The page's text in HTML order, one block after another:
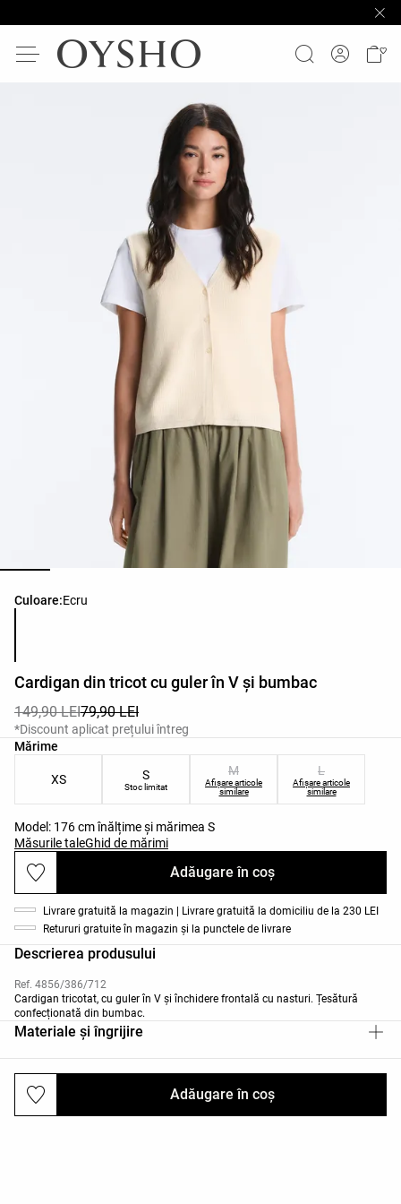
Culoare:Ecru
Lista de culori ale produsului
Cardigan din tricot cu guler în V și bumbac
149,90 LEI79,90 LEI
*Discount aplicat prețului întreg
Mărime
Lista de mărimi ale produsului
XS S
Stoc limitat
M
Afișare articole
similare
L
Afișare articole
similare
Model: 176 cm înălțime și mărimea S
Măsurile taleGhid de mărimi
Adăugare în coș
Adăugare în coș
Livrare gratuită la magazin | Livrare gratuită la domiciliu de la 230 LEI
Retururi gratuite în magazin și la punctele de livrare
Descrierea produsului
Ref. 4856/386/712
Cardigan tricotat, cu guler în V și închidere frontală cu nasturi. Țesătură
confecționată din bumbac.
Materiale și îngrijire
Livrări și returnări